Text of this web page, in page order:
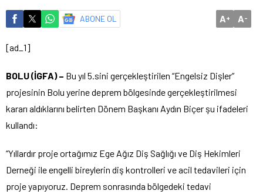
ABONE OL A+ A-
[ad_1]
BOLU (İGFA) – Bu yıl 5.sini gerçekleştirilen “Engelsiz Dişler”
projesinin Bolu yerine deprem bölgesinde gerçekleştirilmesi
kararı aldıklarını belirten Dönem Başkanı Aydın Biçer şu ifadeleri
kullandı:
“Yıllardır proje ortağımız Ege Ağız Diş Sağlığı ve Diş Hekimleri
Derneği ile engelli bireylerin diş kontrolleri ve acil tedavileri için
proje yapıyoruz. Deprem sonrasında bölgedeki tedavi